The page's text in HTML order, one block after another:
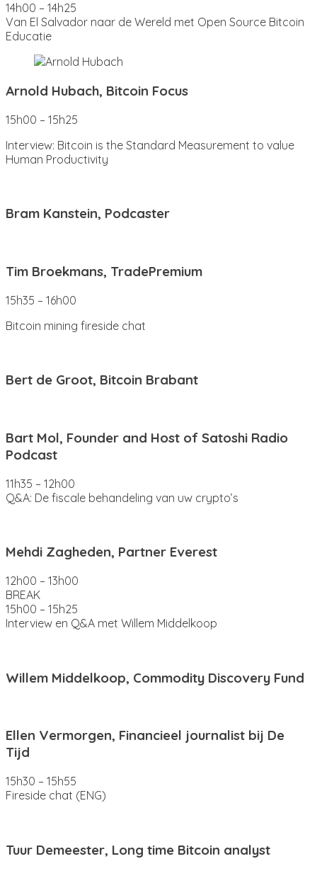
14h00 – 14h25
Van El Salvador naar de Wereld met Open Source Bitcoin
Educatie
Arnold Hubach, Bitcoin Focus
15h00 – 15h25
Interview: Bitcoin is the Standard Measurement to value
Human Productivity
Bram Kanstein, Podcaster
Tim Broekmans, TradePremium
15h35 – 16h00
Bitcoin mining fireside chat
Bert de Groot, Bitcoin Brabant
Bart Mol, Founder and Host of Satoshi Radio
Podcast
11h35 – 12h00
Q&A: De fiscale behandeling van uw crypto’s
Mehdi Zagheden, Partner Everest
12h00 – 13h00
BREAK
15h00 – 15h25
Interview en Q&A met Willem Middelkoop
Willem Middelkoop, Commodity Discovery Fund
Ellen Vermorgen, Financieel journalist bij De
Tijd
15h30 – 15h55
Fireside chat (ENG)
Tuur Demeester, Long time Bitcoin analyst